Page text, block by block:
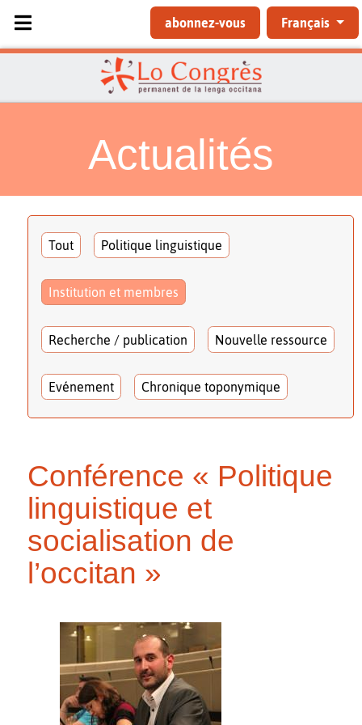
Sélectionnez votre langue
abonnez-vous Français
Actualités
Tout Politique linguistique
Institution et membres
Recherche / publication Nouvelle ressource
Evénement Chronique toponymique
Conférence « Politique
linguistique et
socialisation de
l’occitan »